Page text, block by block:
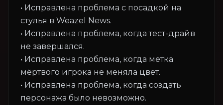
• Исправлена проблема с посадкой на
стулья в Weazel News.
• Исправлена проблема, когда тест-драйв
не завершался.
• Исправлена проблема, когда метка
мёртвого игрока не меняла цвет.
• Исправлена проблема, когда создать
персонажа было невозможно.